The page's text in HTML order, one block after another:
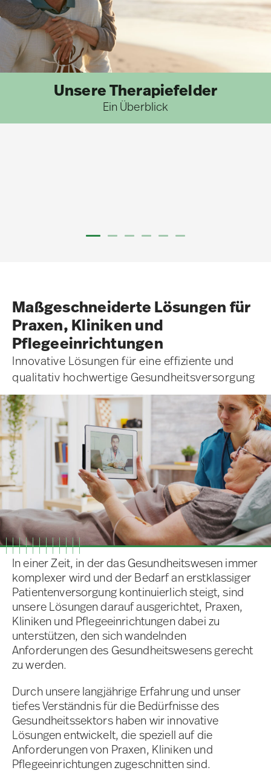
Unsere Therapiefelder
Ein Überblick
Maßgeschneiderte Lösungen für
Praxen, Kliniken und
Pflegeeinrichtungen
Innovative Lösungen für eine effiziente und
qualitativ hochwertige Gesundheitsversorgung
In einer Zeit, in der das Gesundheitswesen immer
komplexer wird und der Bedarf an erstklassiger
Patientenversorgung kontinuierlich steigt, sind
unsere Lösungen darauf ausgerichtet, Praxen,
Kliniken und Pflegeeinrichtungen dabei zu
unterstützen, den sich wandelnden
Anforderungen des Gesundheitswesens gerecht
zu werden.
Durch unsere langjährige Erfahrung und unser
tiefes Verständnis für die Bedürfnisse des
Gesundheitssektors haben wir innovative
Lösungen entwickelt, die speziell auf die
Anforderungen von Praxen, Kliniken und
Pflegeeinrichtungen zugeschnitten sind.